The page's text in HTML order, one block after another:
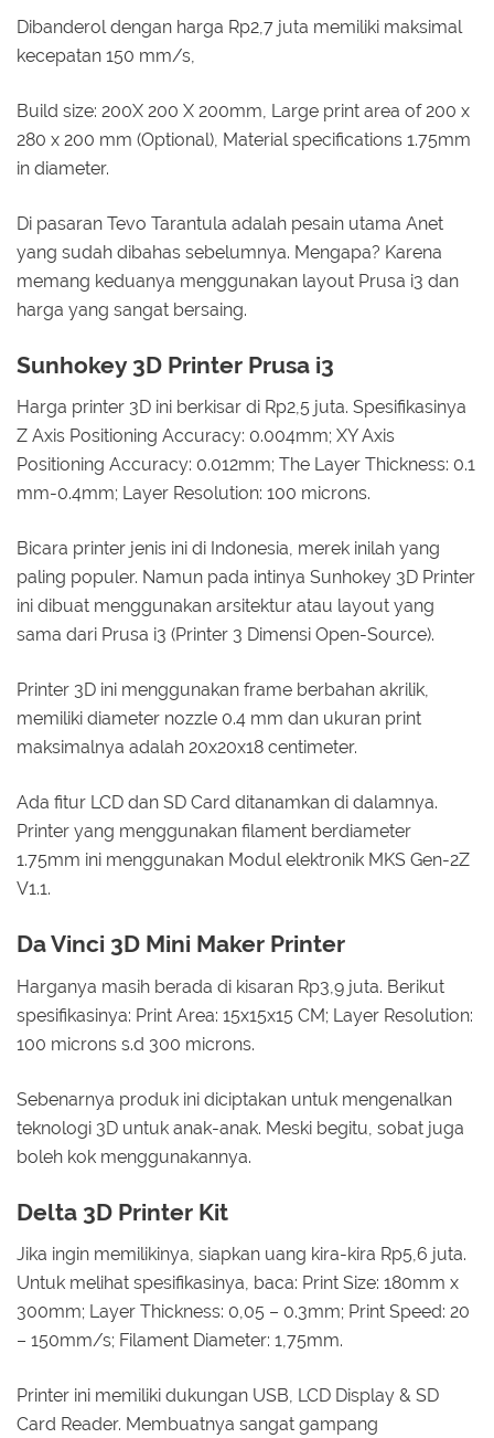
Dibanderol dengan harga Rp2,7 juta memiliki maksimal
kecepatan 150 mm/s,
Build size: 200X 200 X 200mm, Large print area of 200 x
280 x 200 mm (Optional), Material specifications 1.75mm
in diameter.
Di pasaran Tevo Tarantula adalah pesain utama Anet
yang sudah dibahas sebelumnya. Mengapa? Karena
memang keduanya menggunakan layout Prusa i3 dan
harga yang sangat bersaing.
Sunhokey 3D Printer Prusa i3
Harga printer 3D ini berkisar di Rp2,5 juta. Spesifikasinya
Z Axis Positioning Accuracy: 0.004mm; XY Axis
Positioning Accuracy: 0.012mm; The Layer Thickness: 0.1
mm-0.4mm; Layer Resolution: 100 microns.
Bicara printer jenis ini di Indonesia, merek inilah yang
paling populer. Namun pada intinya Sunhokey 3D Printer
ini dibuat menggunakan arsitektur atau layout yang
sama dari Prusa i3 (Printer 3 Dimensi Open-Source).
Printer 3D ini menggunakan frame berbahan akrilik,
memiliki diameter nozzle 0.4 mm dan ukuran print
maksimalnya adalah 20x20x18 centimeter.
Ada fitur LCD dan SD Card ditanamkan di dalamnya.
Printer yang menggunakan filament berdiameter
1.75mm ini menggunakan Modul elektronik MKS Gen-2Z
V1.1.
Da Vinci 3D Mini Maker Printer
Harganya masih berada di kisaran Rp3,9 juta. Berikut
spesifikasinya: Print Area: 15x15x15 CM; Layer Resolution:
100 microns s.d 300 microns.
Sebenarnya produk ini diciptakan untuk mengenalkan
teknologi 3D untuk anak-anak. Meski begitu, sobat juga
boleh kok menggunakannya.
Delta 3D Printer Kit
Jika ingin memilikinya, siapkan uang kira-kira Rp5,6 juta.
Untuk melihat spesifikasinya, baca: Print Size: 180mm x
300mm; Layer Thickness: 0,05 – 0.3mm; Print Speed: 20
– 150mm/s; Filament Diameter: 1,75mm.
Printer ini memiliki dukungan USB, LCD Display & SD
Card Reader. Membuatnya sangat gampang